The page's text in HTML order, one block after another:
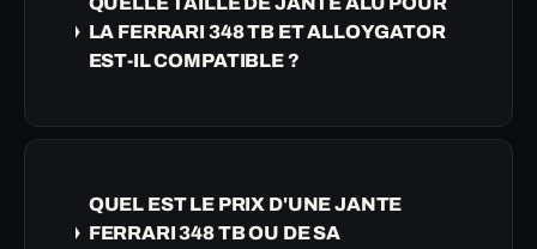
LA FERRARI 348 TB ET ALLOYGATOR
EST-IL COMPATIBLE ?
QUEL EST LE PRIX D'UNE JANTE
FERRARI 348 TB OU DE SA